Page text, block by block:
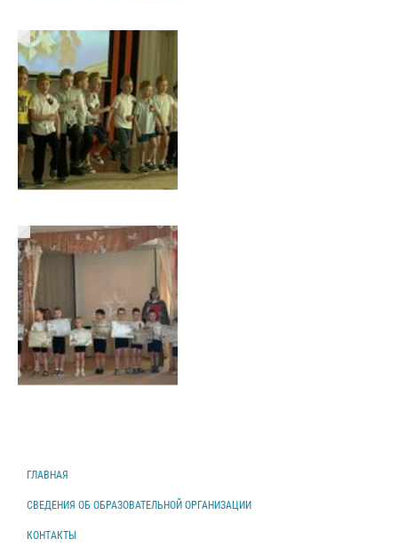
ГЛАВНАЯ
СВЕДЕНИЯ ОБ ОБРАЗОВАТЕЛЬНОЙ ОРГАНИЗАЦИИ
КОНТАКТЫ